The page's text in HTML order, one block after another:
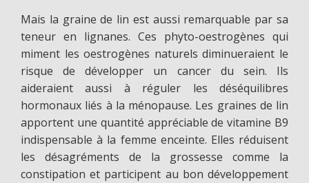
Mais la graine de lin est aussi remarquable par sa
teneur en lignanes. Ces phyto-oestrogènes qui
miment les oestrogènes naturels diminueraient le
risque de développer un cancer du sein. Ils
aideraient aussi à réguler les déséquilibres
hormonaux liés à la ménopause. Les graines de lin
apportent une quantité appréciable de vitamine B9
indispensable à la femme enceinte. Elles réduisent
les désagréments de la grossesse comme la
constipation et participent au bon développement